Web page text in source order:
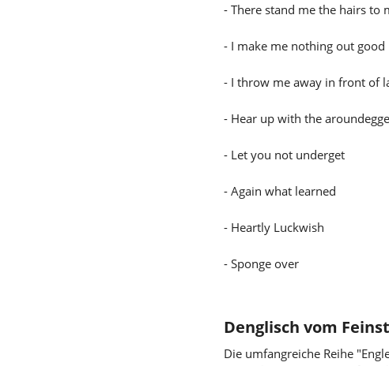
- There stand me the hairs to
- I make me nothing out good
- I throw me away in front of
- Hear up with the
- Let you not underget
- Again what learned
- Heartly Luckwish
- Sponge over
Denglisch vom
Die umfangreiche Reihe